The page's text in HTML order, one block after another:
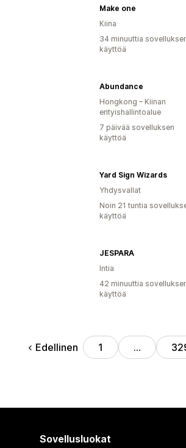
Make one
Kiina
34 minuuttia
käyttöä
Abundance
Hongkong – Kiinan
erityishallintoalue
7 päivää sovelluksen
käyttöä
Yard Sign Wizards
Yhdysvallat
Noin 21 tuntia
käyttöä
JESPARA
Intia
42 minuuttia
käyttöä
Edellinen 1 …
Sovellusluokat